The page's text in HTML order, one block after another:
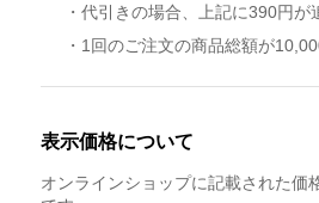
・代引きの場合、上記に390円が
・1回のご注文の商品総額が
表示価格について
オンラインショップに記載された価